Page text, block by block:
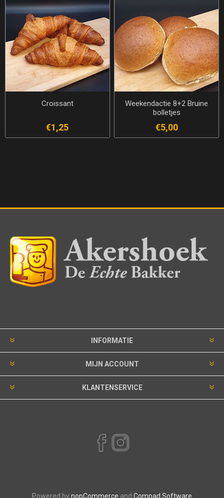
Croissant
€1,25
Weekendactie 8+2 Bruine
bolletjes
€5,00
INFORMATIE
MIJN ACCOUNT
KLANTENSERVICE
Powered bynopCommerce and Compad Software